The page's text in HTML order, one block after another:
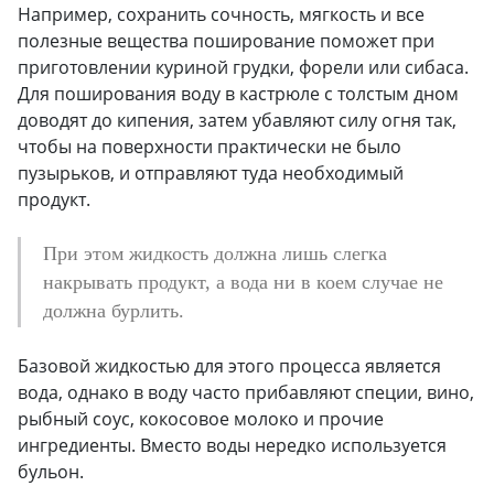
Например, сохранить сочность, мягкость и все
полезные вещества поширование поможет при
приготовлении куриной грудки, форели или сибаса.
Для поширования воду в кастрюле с толстым дном
доводят до кипения, затем убавляют силу огня так,
чтобы на поверхности практически не было
пузырьков, и отправляют туда необходимый
продукт.
При этом жидкость должна лишь слегка
накрывать продукт, а вода ни в коем случае не
должна бурлить.
Базовой жидкостью для этого процесса является
вода, однако в воду часто прибавляют специи, вино,
рыбный соус, кокосовое молоко и прочие
ингредиенты. Вместо воды нередко используется
бульон.